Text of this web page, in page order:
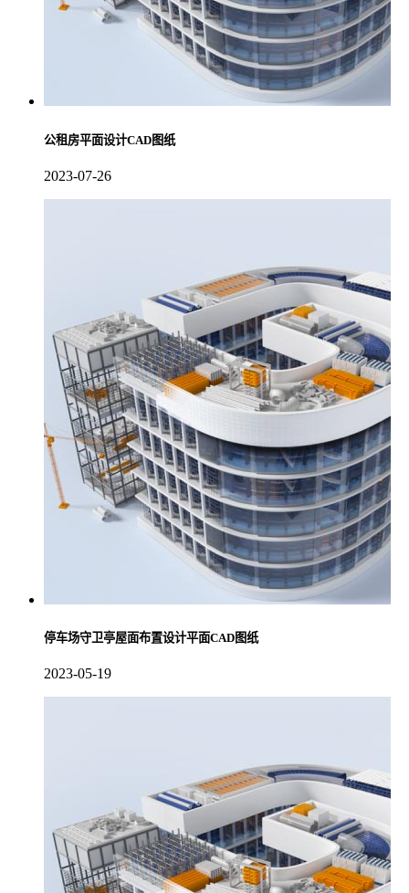
公租房平面设计CAD图纸
2023-07-26
停车场守卫亭屋面布置设计平面CAD图纸
2023-05-19